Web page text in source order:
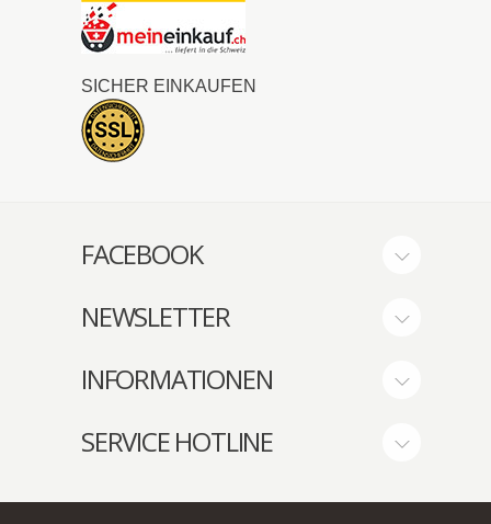
SICHER EINKAUFEN
FACEBOOK
NEWSLETTER
INFORMATIONEN
SERVICE HOTLINE